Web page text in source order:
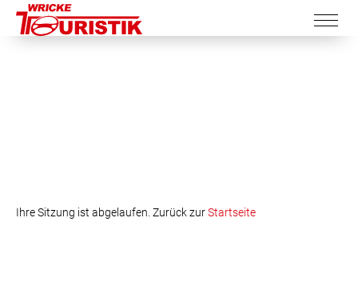
Ihre Sitzung ist abgelaufen. Zurück zurStartseite